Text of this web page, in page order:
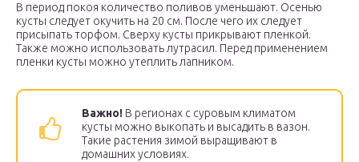
В период покоя количество поливов уменьшают. Осенью
кусты следует окучить на 20 см. После чего их следует
присыпать торфом. Сверху кусты прикрывают пленкой.
Также можно использовать лутрасил. Перед применением
пленки кусты можно утеплить лапником.
Важно! В регионах с суровым климатом
кусты можно выкопать и высадить в вазон.
Такие растения зимой выращивают в
домашних условиях.